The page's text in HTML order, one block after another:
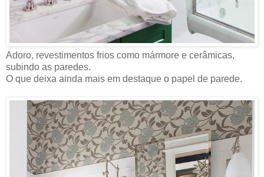
Adoro, revestimentos frios como mármore e cerâmicas,
subindo as paredes.
O que deixa ainda mais em destaque o papel de parede.